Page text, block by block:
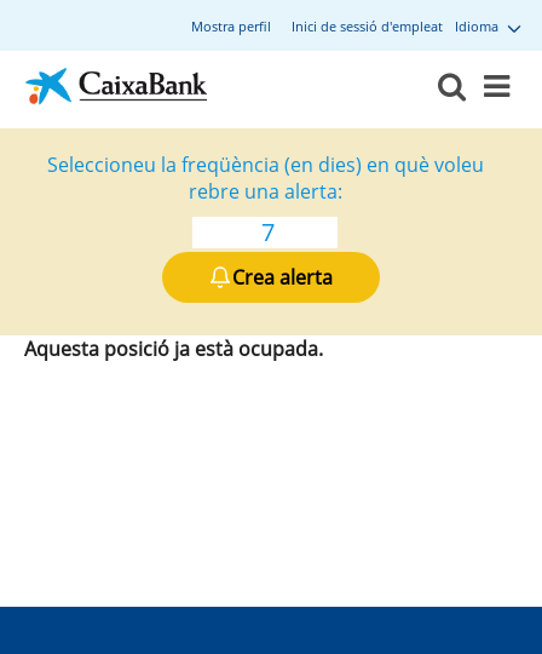
Idioma
Mostra perfil Inici de sessió d'empleat
Seleccioneu la freqüència (en dies) en què voleu
rebre una alerta:
Crea alerta
Aquesta posició ja està ocupada.